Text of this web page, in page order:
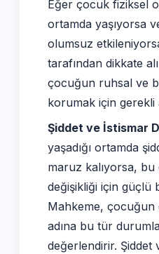
Eğer çocuk fiziksel
ortamda yaşıyorsa
olumsuz
tarafından dikkate
çocuğun ruhsal ve
korumak için gerekli
Şiddet ve İstismar
yaşadığı ortamda
maruz kalıyorsa,
değişikliği için güçlü
Mahkeme, çocuğun
adına bu tür
değerlendirir. Şiddet